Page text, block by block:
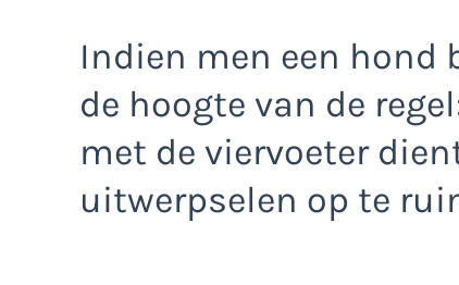
Indien men een hond
de hoogte van de
met de viervoeter
uitwerpselen op te